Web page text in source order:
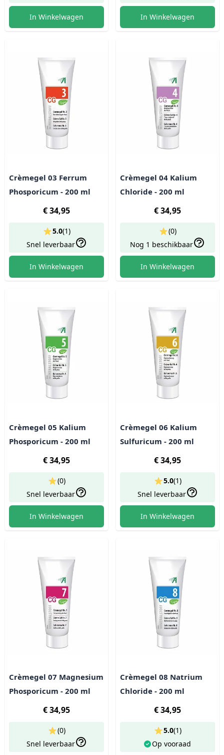
In Winkelwagen In Winkelwagen
Crèmegel 03 Ferrum
Phosporicum - 200 ml
€ 34,95
Snel leverbaar
5.0(1)
In Winkelwagen
Crèmegel 04 Kalium
Chloride - 200 ml
€ 34,95
Nog 1 beschikbaar
(0)
In Winkelwagen
Crèmegel 05 Kalium
Phosporicum - 200 ml
€ 34,95
Snel leverbaar
(0)
In Winkelwagen
Crèmegel 06 Kalium
Sulfuricum - 200 ml
€ 34,95
Snel leverbaar
5.0(1)
In Winkelwagen
Crèmegel 07 Magnesium
Phosporicum - 200 ml
€ 34,95
Snel leverbaar
(0)
Crèmegel 08 Natrium
Chloride - 200 ml
€ 34,95
Op vooraad
5.0(1)